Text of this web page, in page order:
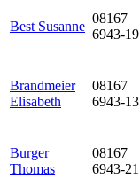
Best Susanne
08167
6943-19
Brandmeier
Elisabeth
08167
6943-13
Burger
Thomas
08167
6943-21